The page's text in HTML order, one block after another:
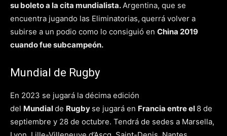
su boleto a la cita mundialista.Argentina, que se
encuentra jugando las Eliminatorias, querrá volver a
subirse a un podio como lo consiguió en China 2019
cuando fue subcampeón.
Mundial de Rugby
En 2023 se jugará la décima edición
del Mundialde Rugby se jugará en Francia entre el 8 de
septiembre y 28 de octubre. Tendrá de sedes a Marsella,